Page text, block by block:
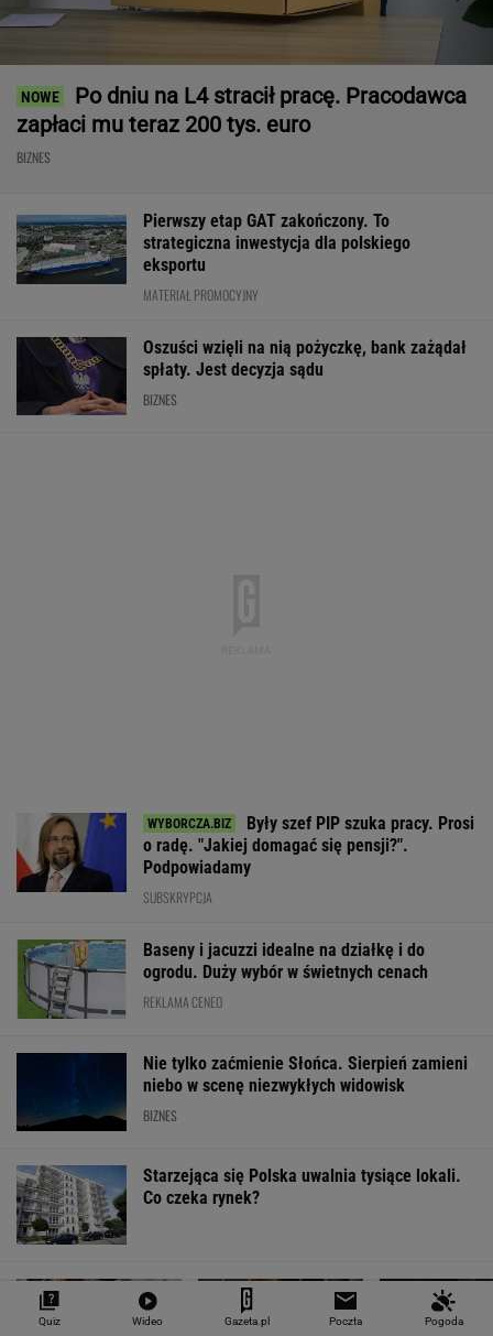
Po dniu na L4 stracił pracę. Pracodawca
zapłaci mu teraz 200 tys. euro
BIZNES
Pierwszy etap GAT zakończony. To
strategiczna inwestycja dla polskiego
eksportu
MATERIAŁ PROMOCYJNY
Oszuści wzięli na nią pożyczkę, bank zażądał
spłaty. Jest decyzja sądu
BIZNES
Były szef PIP szuka pracy. Prosi
o radę. "Jakiej domagać się pensji?".
Podpowiadamy
SUBSKRYPCJA
Baseny i jacuzzi idealne na działkę i do
ogrodu. Duży wybór w świetnych cenach
REKLAMA CENEO
Nie tylko zaćmienie Słońca. Sierpień zamieni
niebo w scenę niezwykłych widowisk
BIZNES
Starzejąca się Polska uwalnia tysiące lokali.
Co czeka rynek?
Quiz Wideo Gazeta.pl Poczta Pogoda